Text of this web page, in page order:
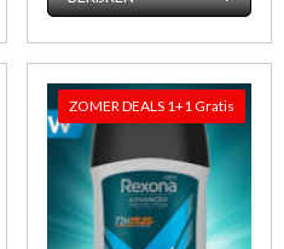
ZOMER DEALS 1+1 Gratis